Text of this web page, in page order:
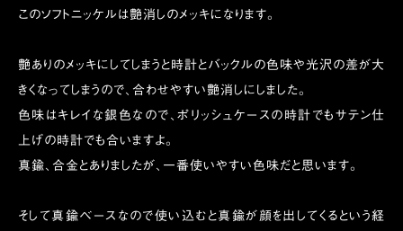
このソフトニッケルは艶消しのメッキになります。
艶ありのメッキにしてしまうと時計とバックルの色味や光沢の差が大
きくなってしまうので、合わせやすい艶消しにしました。
色味はキレイな銀色なので、ポリッシュケースの時計でもサテン仕
上げの時計でも合いますよ。
真鍮、合金とありましたが、一番使いやすい色味だと思います。
そして真鍮ベースなので使い込むと真鍮が顔を出してくるという経